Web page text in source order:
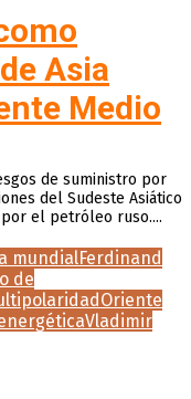
Asia
Medio
de suministro por
del Sudeste Asiático
el petróleo ruso....
mundialFerdinand
de
Oriente
Vladimir